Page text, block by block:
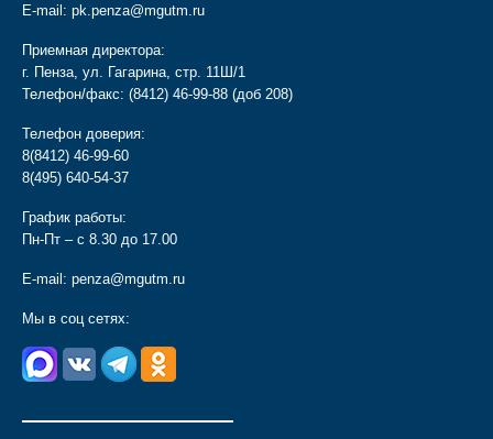
E-mail: pk.penza@mgutm.ru
Приемная директора:
г. Пенза, ул. Гагарина, стр. 11Ш/1
Телефон/факс: (8412) 46-99-88 (доб 208)
Телефон доверия:
8(8412) 46-99-60
8(495) 640-54-37
График работы:
Пн-Пт – с 8.30 до 17.00
E-mail: penza@mgutm.ru
Мы в соц сетях: